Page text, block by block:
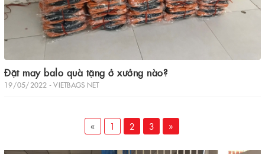
Đặt may balo quà tặng ở xưởng nào?
19/05/2022 - VIETBAGS NET
« 1 2 3 »